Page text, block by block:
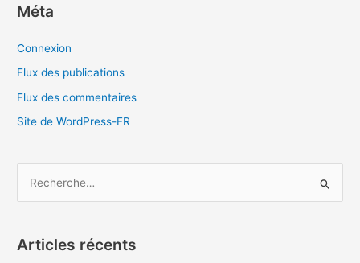
Méta
Connexion
Flux des publications
Flux des commentaires
Site de WordPress-FR
h
Articles récents